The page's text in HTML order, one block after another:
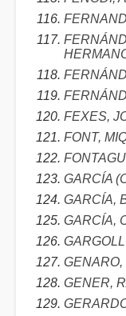
FEXES,
FONT,
GARCÍA
GARCÍA,
GARCÍA,
GENER,